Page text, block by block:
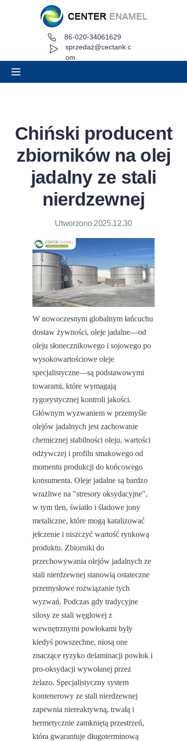
sprzedaż@cectank.c
om
86-020-34061629
Chiński producent
zbiorników na olej
jadalny ze stali
nierdzewnej
Utworzono 2025.12.30
W nowoczesnym globalnym łańcuchu
dostaw żywności, oleje jadalne—od
oleju słonecznikowego i sojowego po
wysokowartościowe oleje
specjalistyczne—są podstawowymi
towarami, które wymagają
rygorystycznej kontroli jakości.
Głównym wyzwaniem w przemyśle
olejów jadalnych jest zachowanie
chemicznej stabilności oleju, wartości
odżywczej i profilu smakowego od
momentu produkcji do końcowego
konsumenta. Oleje jadalne są bardzo
wrażliwe na "stresory oksydacyjne",
w tym tlen, światło i śladowe jony
metaliczne, które mogą katalizować
jełczenie i niszczyć wartość rynkową
produktu. Zbiorniki do
przechowywania olejów jadalnych ze
stali nierdzewnej stanowią ostateczne
przemysłowe rozwiązanie tych
wyzwań. Podczas gdy tradycyjne
silosy ze stali węglowej z
wewnętrznymi powłokami były
kiedyś powszechne, niosą one
znaczące ryzyko delaminacji powłok i
pro-oksydacji wywołanej przez
żelazo. Specjalistyczny system
kontenerowy ze stali nierdzewnej
zapewnia niereaktywną, trwałą i
hermetycznie zamkniętą przestrzeń,
która gwarantuje długoterminową
O
Poproś o wycenę
Aktualności